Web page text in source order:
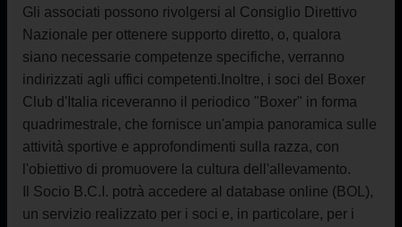
Gli associati possono rivolgersi al Consiglio Direttivo
Nazionale per ottenere supporto diretto, o, qualora
siano necessarie competenze specifiche, verranno
indirizzati agli uffici competenti. Inoltre, i soci del Boxer
Club d'Italia riceveranno il periodico "Boxer" in forma
quadrimestrale, che fornisce un'ampia panoramica sulle
attività sportive e approfondimenti sulla razza, con
l'obiettivo di promuovere la cultura dell'allevamento.
Il Socio B.C.I. potrà accedere al database online (BOL),
un servizio realizzato per i soci e, in particolare, per i